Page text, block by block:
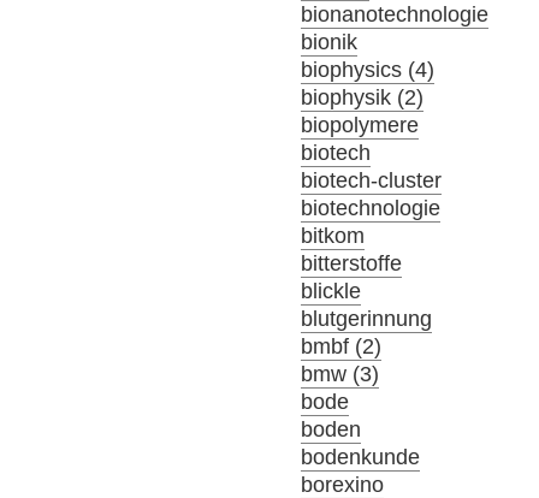
bionanotechnologie
bionik
biophysics (4)
biophysik (2)
biopolymere
biotech
biotech-cluster
biotechnologie
bitkom
bitterstoffe
blickle
blutgerinnung
bmbf (2)
bmw (3)
bode
boden
bodenkunde
borexino